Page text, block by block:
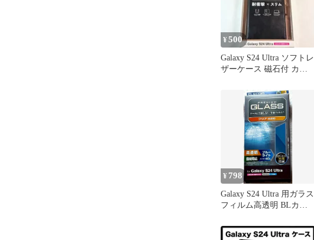
¥500
Galaxy S24 Ultra ソフトレ
ザーケース 磁石付 カバ
¥ 798
Galaxy S24 Ultra 用ガラス
フィルム高透明 BLカッ